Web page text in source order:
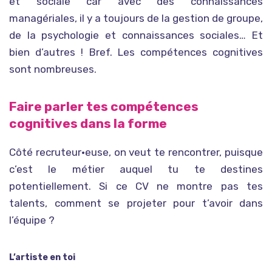
managériales, il y a toujours de la gestion de groupe,
de la psychologie et connaissances sociales… Et
bien d’autres ! Bref. Les compétences cognitives
sont nombreuses.
Faire parler tes compétences
cognitives dans la forme
Côté recruteur•euse, on veut te rencontrer, puisque
c’est le métier auquel tu te destines
potentiellement. Si ce CV ne montre pas tes
talents, comment se projeter pour t’avoir dans
l’équipe ?
L’artiste en toi